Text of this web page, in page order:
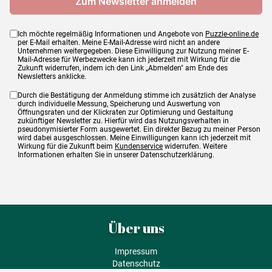
Ich möchte regelmäßig Informationen und Angebote von Puzzle-online.de
per E-Mail erhalten. Meine E-Mail-Adresse wird nicht an andere
Unternehmen weitergegeben. Diese Einwilligung zur Nutzung meiner E-
Mail-Adresse für Werbezwecke kann ich jederzeit mit Wirkung für die
Zukunft widerrufen, indem ich den Link „Abmelden" am Ende des
Newsletters anklicke.
Durch die Bestätigung der Anmeldung stimme ich zusätzlich der Analyse
durch individuelle Messung, Speicherung und Auswertung von
Öffnungsraten und der Klickraten zur Optimierung und Gestaltung
zukünftiger Newsletter zu. Hierfür wird das Nutzungsverhalten in
pseudonymisierter Form ausgewertet. Ein direkter Bezug zu meiner Person
wird dabei ausgeschlossen. Meine Einwilligungen kann ich jederzeit mit
Wirkung für die Zukunft beim Kundenservice widerrufen. Weitere
Informationen erhalten Sie in unserer Datenschutzerklärung.
Über uns
Impressum
Datenschutz